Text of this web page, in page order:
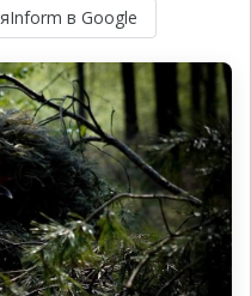
в Google